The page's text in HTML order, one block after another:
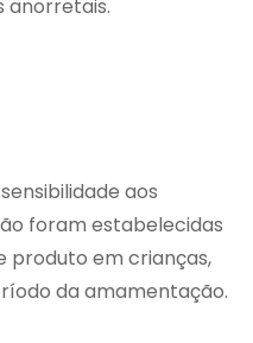
anorretais.
aos
foram estabelecidas
produto em crianças,
da amamentação.